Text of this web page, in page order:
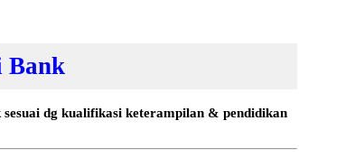
Bank
dg kualifikasi keterampilan & pendidikan